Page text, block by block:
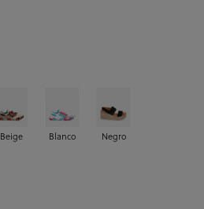
Beige Blanco Negro